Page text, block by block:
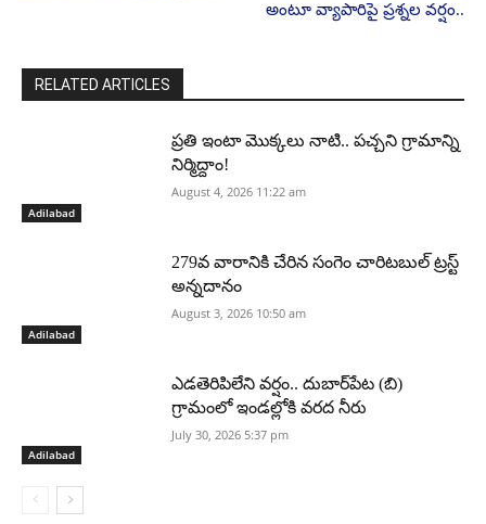
అంటూ వ్యాపారిపై ప్రశ్నల వర్షం..
RELATED ARTICLES
Adilabad
ప్రతి ఇంటా మొక్కలు నాటి.. పచ్చని గ్రామాన్ని
నిర్మిద్దాం!
August 4, 2026 11:22 am
Adilabad
279వ వారానికి చేరిన సంగెం చారిటబుల్ ట్రస్ట్
అన్నదానం
August 3, 2026 10:50 am
Adilabad
ఎడతెరిపిలేని వర్షం.. దుబార్‌పేట (బి)
గ్రామంలో ఇండల్లోకి వరద నీరు
July 30, 2026 5:37 pm